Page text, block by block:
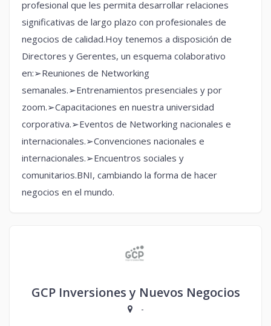
profesional que les permita desarrollar relaciones
significativas de largo plazo con profesionales de
negocios de calidad.Hoy tenemos a disposición de
Directores y Gerentes, un esquema colaborativo
en:➢Reuniones de Networking
semanales.➢Entrenamientos presenciales y por
zoom.➢Capacitaciones en nuestra universidad
corporativa.➢Eventos de Networking nacionales e
internacionales.➢Convenciones nacionales e
internacionales.➢Encuentros sociales y
comunitarios.BNI, cambiando la forma de hacer
negocios en el mundo.
GCP Inversiones y Nuevos Negocios
-